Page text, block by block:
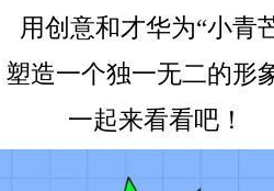
用创意和才华为“小青
塑造一个独一无二的形
一起来看看吧！